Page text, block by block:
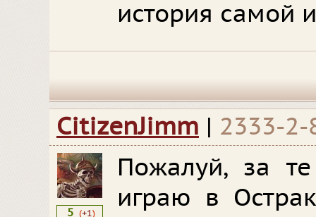
история самой
CitizenJimm | 2333-2-
5 (+1)
Пожалуй, за
играю в